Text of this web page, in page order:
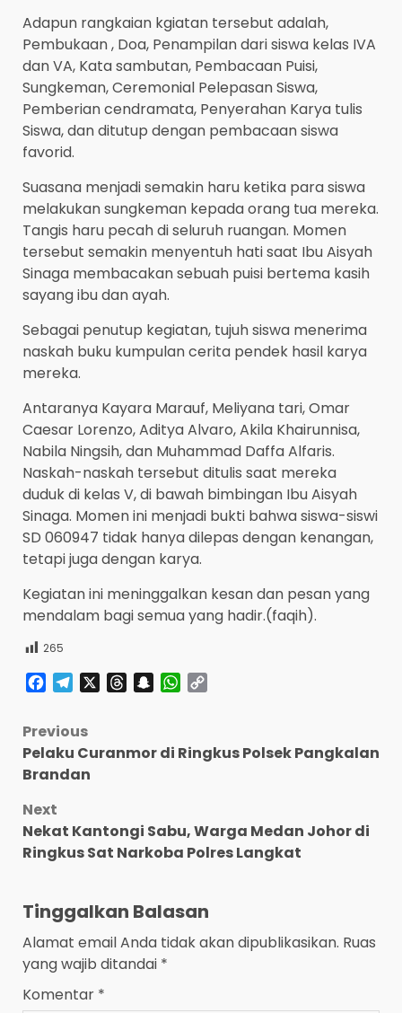
Adapun rangkaian kgiatan tersebut adalah,
Pembukaan , Doa, Penampilan dari siswa kelas IVA
dan VA, Kata sambutan, Pembacaan Puisi,
Sungkeman, Ceremonial Pelepasan Siswa,
Pemberian cendramata, Penyerahan Karya tulis
Siswa, dan ditutup dengan pembacaan siswa
favorid.
Suasana menjadi semakin haru ketika para siswa
melakukan sungkeman kepada orang tua mereka.
Tangis haru pecah di seluruh ruangan. Momen
tersebut semakin menyentuh hati saat Ibu Aisyah
Sinaga membacakan sebuah puisi bertema kasih
sayang ibu dan ayah.
Sebagai penutup kegiatan, tujuh siswa menerima
naskah buku kumpulan cerita pendek hasil karya
mereka.
Antaranya Kayara Marauf, Meliyana tari, Omar
Caesar Lorenzo, Aditya Alvaro, Akila Khairunnisa,
Nabila Ningsih, dan Muhammad Daffa Alfaris.
Naskah-naskah tersebut ditulis saat mereka
duduk di kelas V, di bawah bimbingan Ibu Aisyah
Sinaga. Momen ini menjadi bukti bahwa siswa-siswi
SD 060947 tidak hanya dilepas dengan kenangan,
tetapi juga dengan karya.
Kegiatan ini meninggalkan kesan dan pesan yang
mendalam bagi semua yang hadir.(faqih).
265
Facebook
TelegramThreadsSnapchatWhatsApp
Post
navigation
Previous
Pelaku Curanmor di Ringkus Polsek Pangkalan
Brandan
Next
Nekat Kantongi Sabu, Warga Medan Johor di
Ringkus Sat Narkoba Polres Langkat
Tinggalkan Balasan
Alamat email Anda tidak akan dipublikasikan. Ruas
yang wajib ditandai *
Komentar *